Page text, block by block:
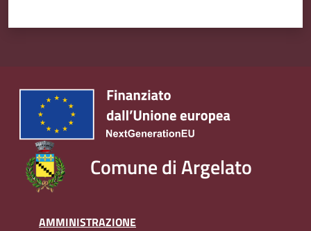
Comune di Argelato
AMMINISTRAZIONE